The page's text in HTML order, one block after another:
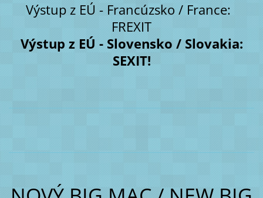
Výstup z EÚ - Francúzsko / France:
FREXIT
Výstup z EÚ - Slovensko / Slovakia:
SEXIT!